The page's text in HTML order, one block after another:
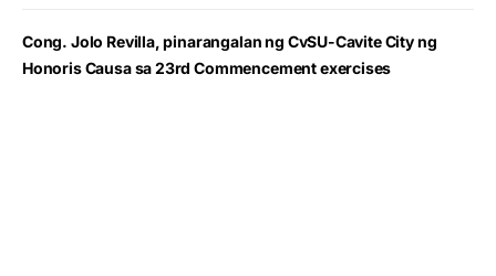
Cong. Jolo Revilla, pinarangalan ng CvSU-Cavite City ng
Honoris Causa sa 23rd Commencement exercises